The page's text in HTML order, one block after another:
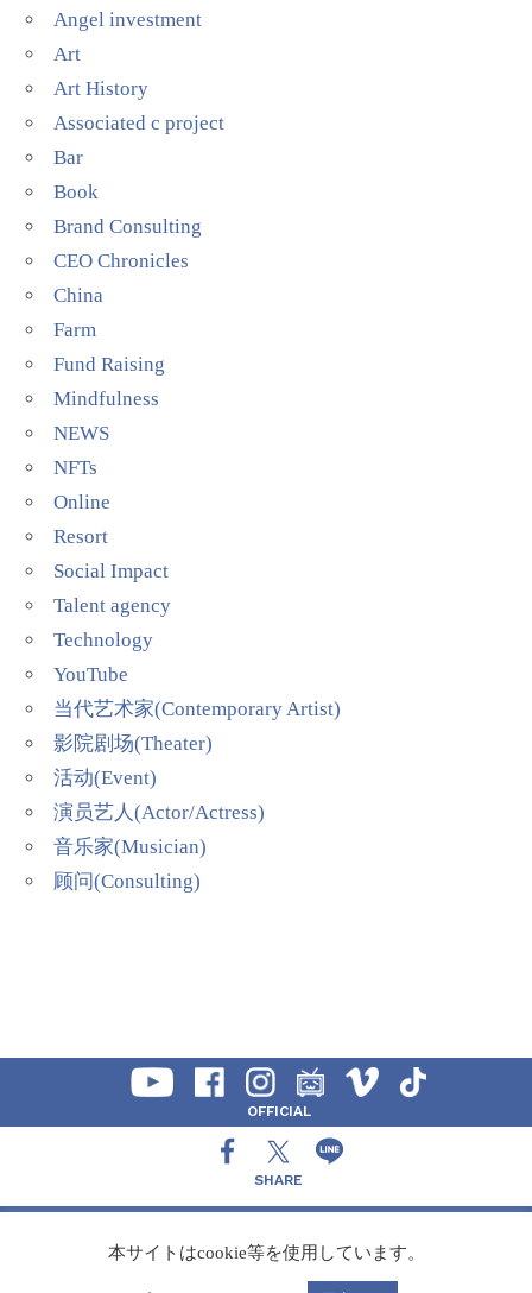
Angel investment
Art
Art History
Associated c project
Bar
Book
Brand Consulting
CEO Chronicles
China
Farm
Fund Raising
Mindfulness
NEWS
NFTs
Online
Resort
Social Impact
Talent agency
Technology
YouTube
当代艺术家(Contemporary Artist)
影院剧场(Theater)
活动(Event)
演员艺人(Actor/Actress)
音乐家(Musician)
顾问(Consulting)
OFFICIAL
SHARE
CONTACT
本サイトはcookie等を使用しています。